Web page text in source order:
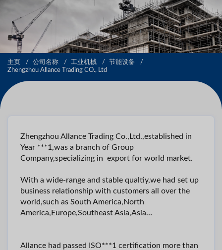
主页 公司名称 工业机械
节能设备
Zhengzhou Allance Trading CO., Ltd
Zhengzhou Allance Trading Co.,Ltd.,established in
Year ***1,was a branch of Group
Company,specializing in export for world market.
With a wide-range and stable qualtiy,we had set up
business relationship with customers all over the
world,such as South America,North
America,Europe,Southeast Asia,Asia…
Allance had passed ISO***1 certification more than